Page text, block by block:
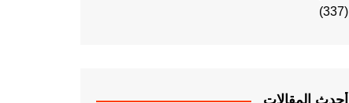
(337)
أحدث المقالات